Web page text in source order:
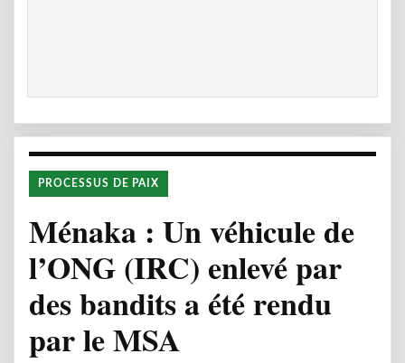
PROCESSUS DE PAIX
Ménaka : Un véhicule de
l’ONG (IRC) enlevé par
des bandits a été rendu
par le MSA